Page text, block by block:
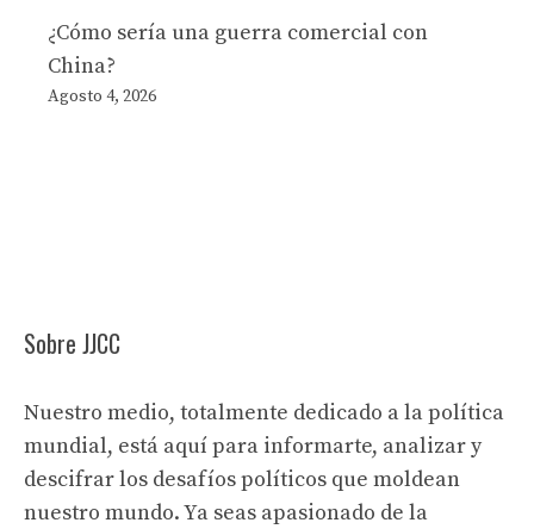
¿Cómo sería una guerra comercial con
China?
Agosto 4, 2026
Sobre JJCC
Nuestro medio, totalmente dedicado a la política
mundial, está aquí para informarte, analizar y
descifrar los desafíos políticos que moldean
nuestro mundo. Ya seas apasionado de la